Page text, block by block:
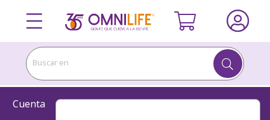
Buscar en
Cuenta Información Kit Confirmar